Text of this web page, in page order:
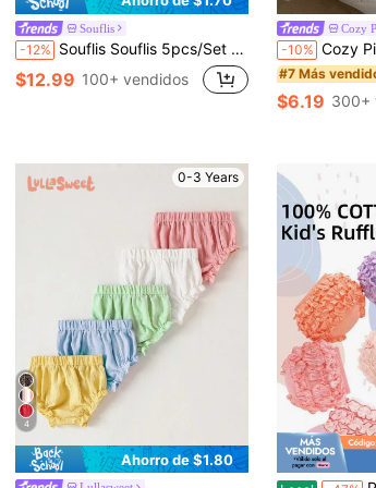
Souflis
-12% Souflis Souflis 5pcs/Set Calzoncillos de entrenamiento delgados de verano para niñas bebé, casuales y lindos, sin rozaduras, ropa interior triangular
$12.99 100+ vendidos
Cozy
-10% Cozy Pixies 2 piezas Pantalones anchos de pierna
#7 Más
$6.19 300+
0-3 Years
4
Ahorro de $1.80